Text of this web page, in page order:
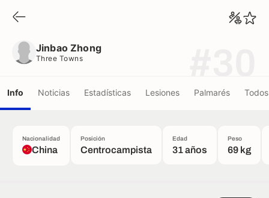
Jinbao Zhong
Three Towns
Info Noticias Estadísticas Lesiones Palmarés
Nacionalidad
China
Posición
Centrocampista
Edad
31 años
Peso
69 kg